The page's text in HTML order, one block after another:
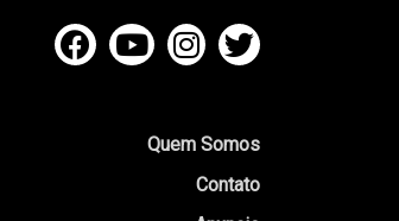
Quem Somos
Contato